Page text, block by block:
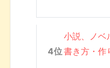
小説、ノベ
書き方・作